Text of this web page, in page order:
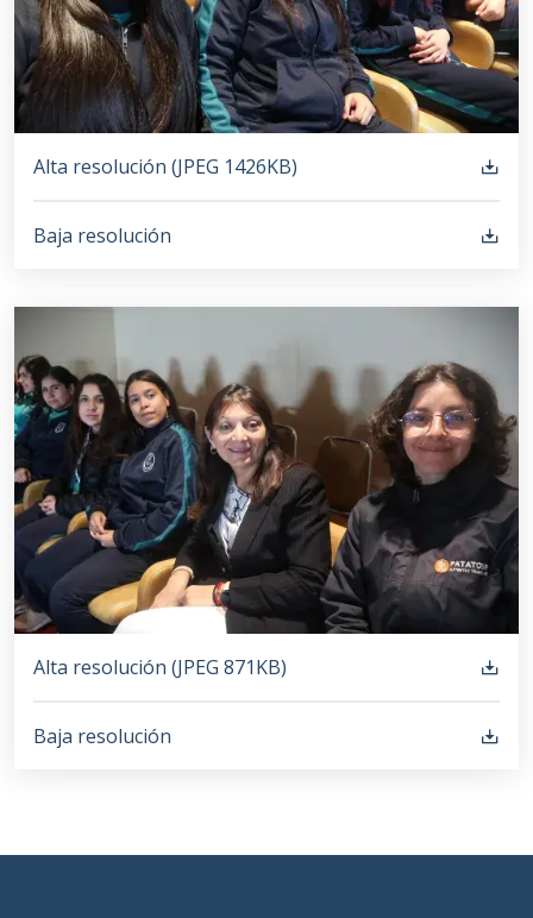
Alta resolución (JPEG 1426KB)
Baja resolución
Alta resolución (JPEG 871KB)
Baja resolución